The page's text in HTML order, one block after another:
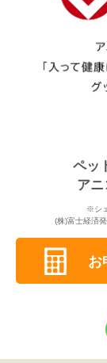
ペッ
アニ
※シ
(株)富士経済
お